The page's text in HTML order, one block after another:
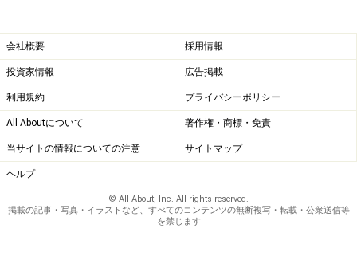
例えば、資産を▲120減額修正すると、実質的な純資産
は▲20となり、帳簿上は100の純資産があるように見え
ていても、実質的には▲20の債務超過となっていると評
価します。
【図2 財務デューデリジェンス】
会社概要 採用情報
投資家情報 広告掲載
利用規約 プライバシーポリシー
All Aboutについて 著作権・商標・免責
当サイトの情報についての注意 サイトマップ
ヘルプ
© All About, Inc. All rights reserved.
掲載の記事・写真・イラストなど、すべてのコンテンツの無断複写・転載・公衆送信等
を禁じます